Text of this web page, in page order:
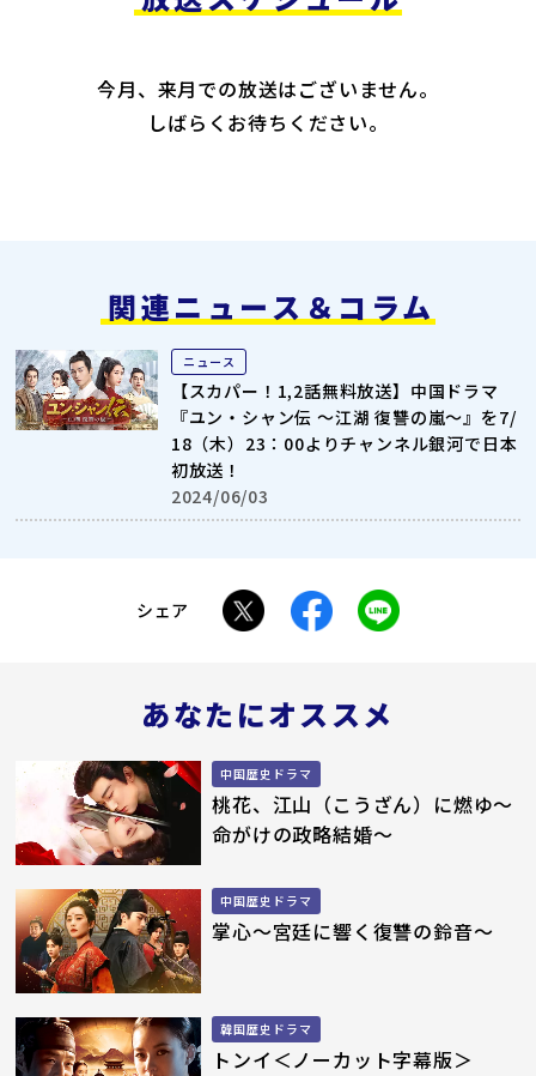
今月、来月での放送はございません。
しばらくお待ちください。
関連ニュース＆コラム
ニュース
【スカパー！1,2話無料放送】中国ドラマ
『ユン・シャン伝 ～江湖 復讐の嵐～』を7/
18（木）23：00よりチャンネル銀河で日本
初放送！
2024/06/03
シェア
あなたにオススメ
中国歴史ドラマ
桃花、江山（こうざん）に燃ゆ～
命がけの政略結婚～
中国歴史ドラマ
掌心～宮廷に響く復讐の鈴音～
韓国歴史ドラマ
トンイ＜ノーカット字幕版＞